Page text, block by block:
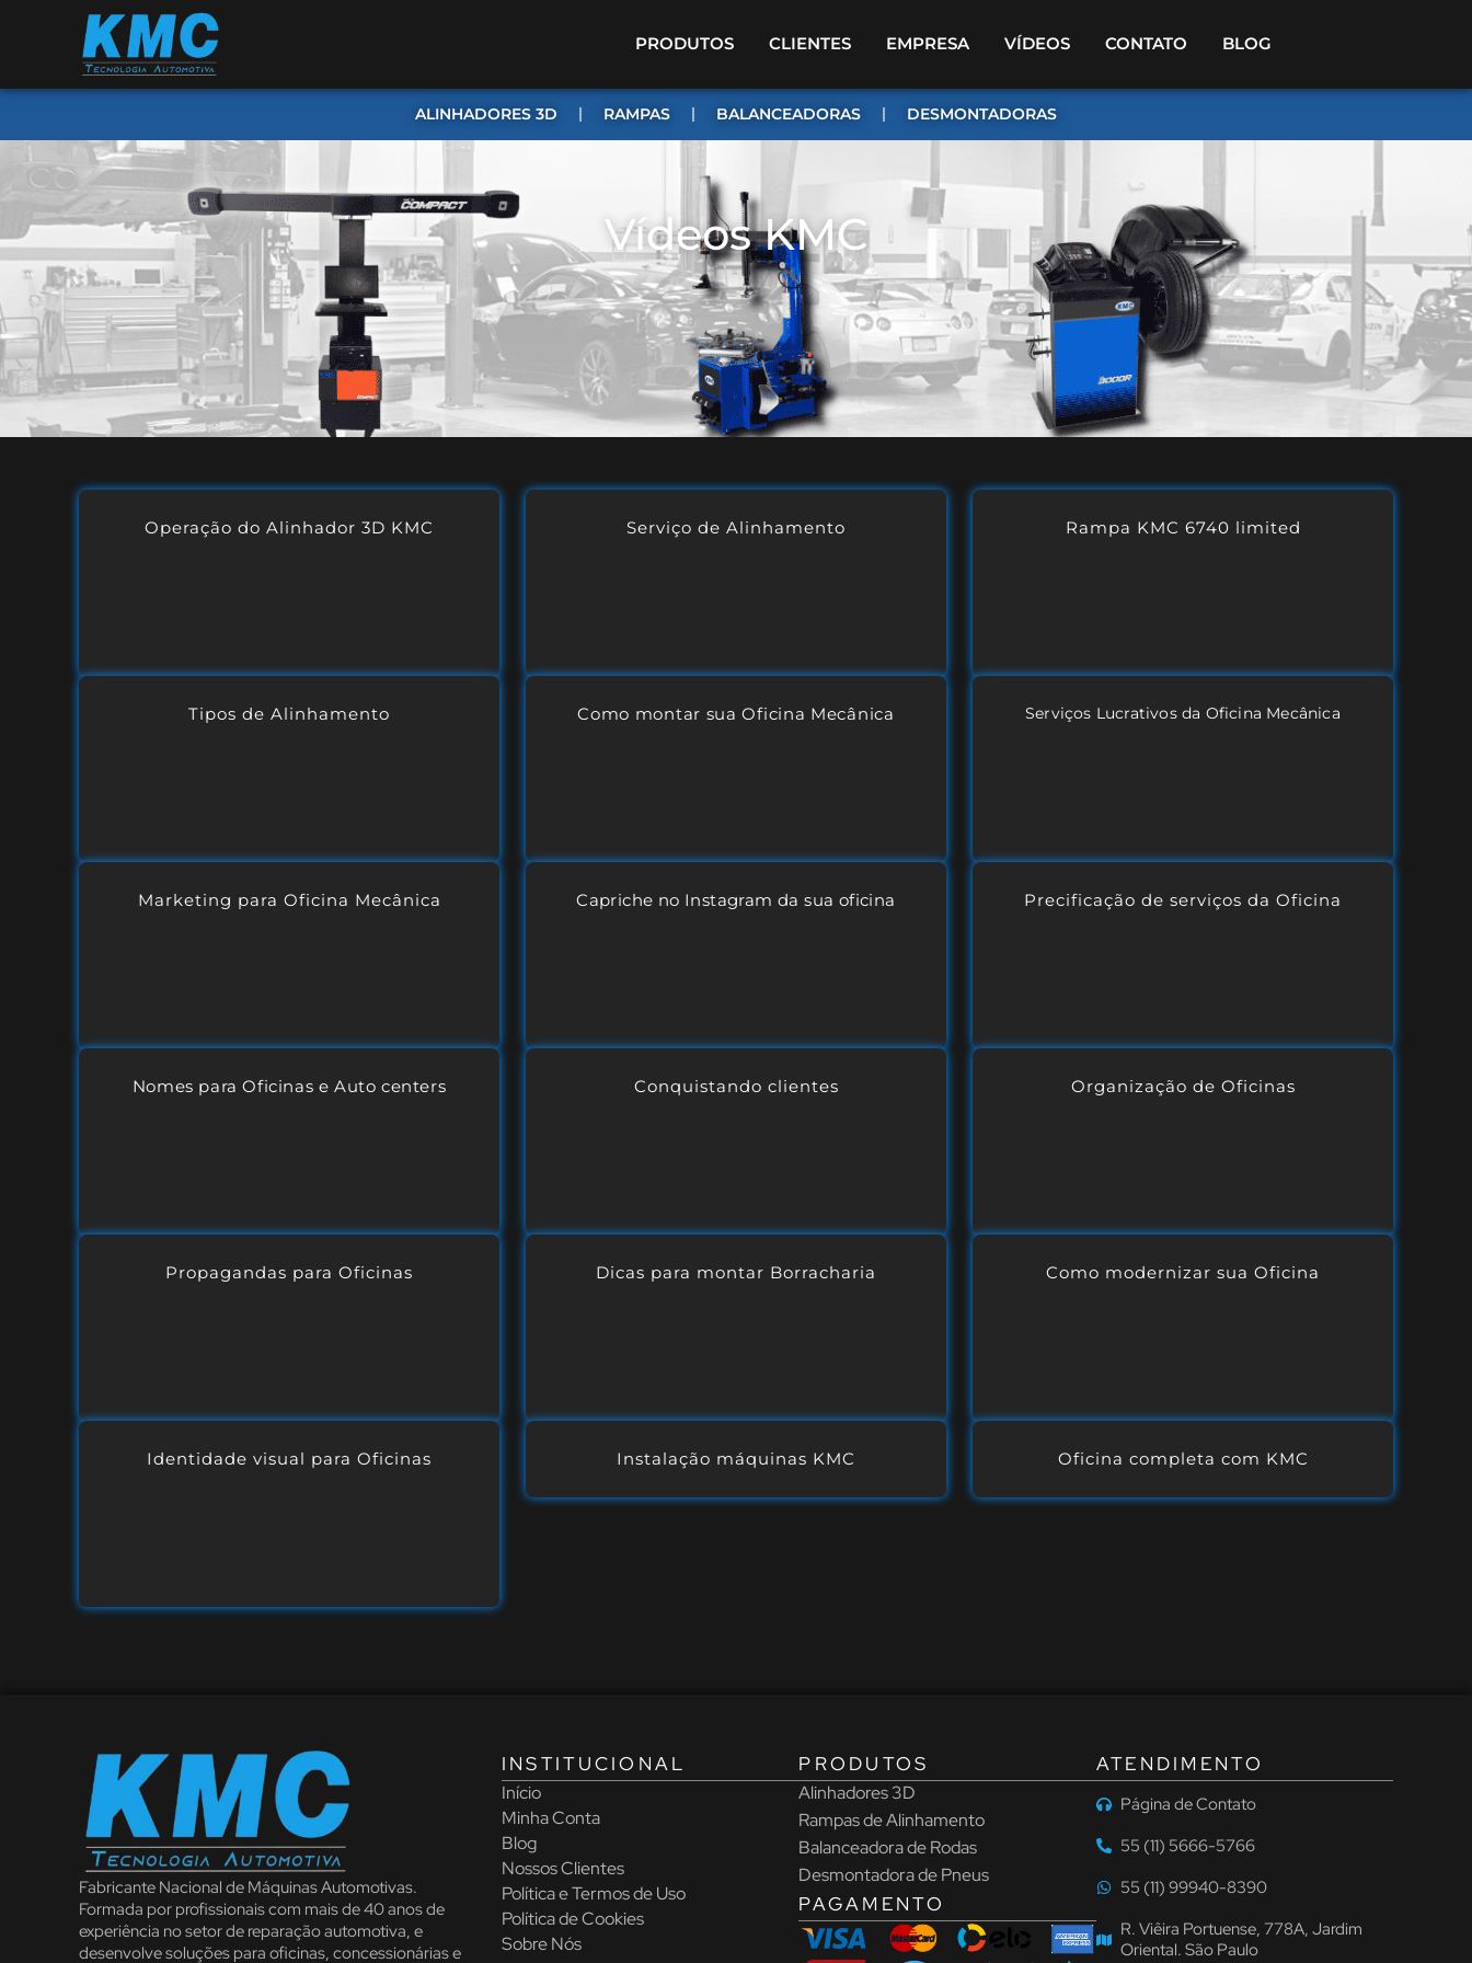
PRODUTOS CLIENTES EMPRESA VÍDEOS CONTATO BLOG
ALINHADORES 3D RAMPAS BALANCEADORAS DESMONTADORAS
Vídeos KMC
Operação do Alinhador 3D KMC Serviço de Alinhamento Rampa KMC 6740 limited
Tipos de Alinhamento Como montar sua Oficina Mecânica Serviços Lucrativos da Oficina Mecânica
Marketing para Oficina Mecânica Capriche no Instagram da sua oficina Precificação de serviços da Oficina
Nomes para Oficinas e Auto centers Conquistando clientes Organização de Oficinas
Propagandas para Oficinas Dicas para montar Borracharia Como modernizar sua Oficina
Identidade visual para Oficinas Instalação máquinas KMC Oficina completa com KMC
Fabricante Nacional de Máquinas Automotivas.
Formada por profissionais com mais de 40 anos de
experiência no setor de reparação automotiva, e
desenvolve soluções para oficinas, concessionárias e
INSTITUCIONAL
Início
Minha Conta
Blog
Nossos Clientes
Política e Termos de Uso
Política de Cookies
Sobre Nós
PRODUTOS
Alinhadores 3D
Rampas de Alinhamento
Balanceadora de Rodas
Desmontadora de Pneus
PAGAMENTO
ATENDIMENTO
Página de Contato
55 (11) 5666-5766
55 (11) 99940-8390
R. Viêira Portuense, 778A, Jardim
Oriental. São Paulo